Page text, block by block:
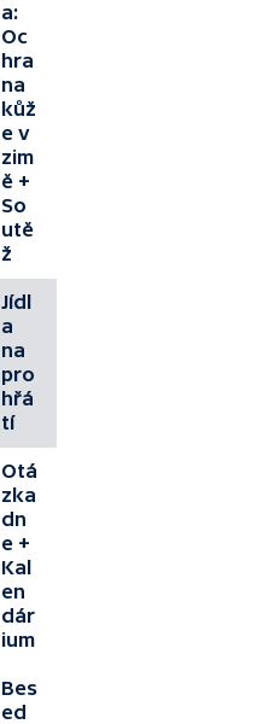
a:
Oc
hra
na
kůž
e v
zim
ě +
So
utě
ž
Jídl
a
na
pro
hřá
tí
Otá
zka
dn
e +
Kal
en
dár
ium
Bes
ed